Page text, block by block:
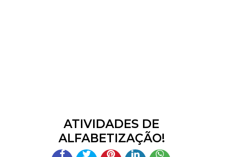
ATIVIDADES DE
ALFABETIZAÇÃO!